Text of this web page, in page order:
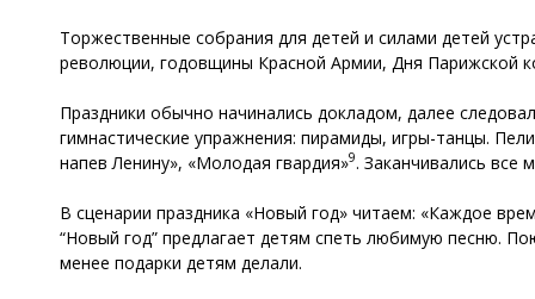
Торжественные собрания для детей и силами детей
революции, годовщины Красной Армии, Дня Парижской
Праздники обычно начинались докладом, далее
гимнастические упражнения: пирамиды, игры-танцы.
напев Ленину», «Молодая гвардия»9. Заканчивались все
В сценарии праздника «Новый год» читаем: «Каждое
“Новый год” предлагает детям спеть любимую песню.
менее подарки детям делали.